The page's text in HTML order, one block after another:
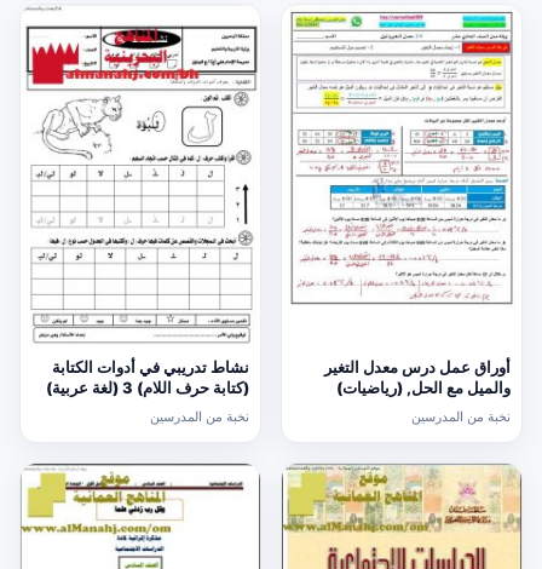
أوراق عمل درس معدل التغير
والميل مع الحل, (رياضيات)
الحادي عشر العام
نخبة من المدرسين
نشاط تدريبي في أدوات الكتابة
(كتابة حرف اللام) 3 (لغة عربية)
نخبة من المدرسين